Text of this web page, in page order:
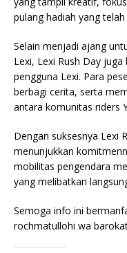
pulang hadiah yang telah
Selain menjadi ajang
Lexi, Lexi Rush Day
pengguna Lexi. Para
berbagi cerita, serta
antara komunitas riders
Dengan suksesnya Lexi
menunjukkan
mobilitas pengendara
yang melibatkan
Semoga info ini
rochmatullohi wa